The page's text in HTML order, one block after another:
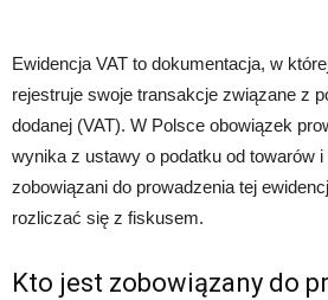
Ewidencja VAT to dokumentacja, w
rejestruje swoje transakcje związane z
dodanej (VAT). W Polsce obowiązek
wynika z ustawy o podatku od towarów i
zobowiązani do prowadzenia tej
rozliczać się z fiskusem.
Kto jest zobowiązany do